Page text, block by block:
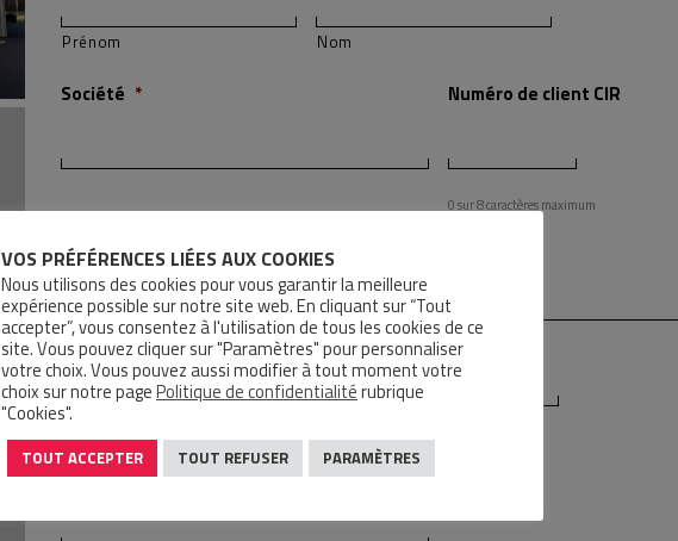
Prénom Nom
Société * Numéro de client CIR
0 sur 8 caractères maximum
Adresse
Adresse postale
Ville
Email *
VOS PRÉFÉRENCES LIÉES AUX COOKIES
Nous utilisons des cookies pour vous garantir la meilleure
expérience possible sur notre site web. En cliquant sur “Tout
accepter”, vous consentez à l'utilisation de tous les cookies de ce
site. Vous pouvez cliquer sur "Paramètres" pour personnaliser
votre choix. Vous pouvez aussi modifier à tout moment votre
choix sur notre pagePolitique de confidentialitérubrique
"Cookies".
TOUT ACCEPTER TOUT REFUSER PARAMÈTRES